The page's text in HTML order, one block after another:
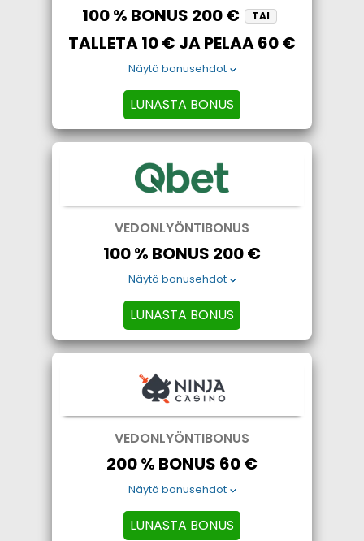
100 % BONUS 200 € TAI
TALLETA 10 € JA PELAA 60 €
Näytä bonusehdot
LUNASTA BONUS
VEDONLYÖNTIBONUS
100 % BONUS 200 €
Näytä bonusehdot
LUNASTA BONUS
VEDONLYÖNTIBONUS
200 % BONUS 60 €
Näytä bonusehdot
LUNASTA BONUS